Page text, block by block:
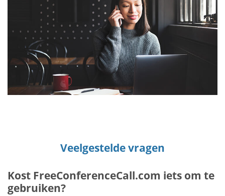
Veelgestelde vragen
Kost FreeConferenceCall.com iets om te
gebruiken?